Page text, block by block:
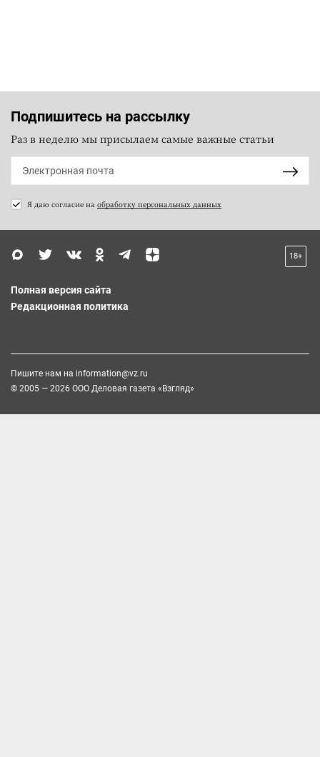
Подпишитесь на рассылку
Раз в неделю мы присылаем самые важные статьи
Я даю согласие на обработку персональных данных
18+
Полная версия сайта
Редакционная политика
Пишите нам на information@vz.ru
© 2005 — 2026 ООО Деловая газета «Взгляд»